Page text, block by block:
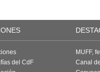
del CdF
MUFF,
Canal